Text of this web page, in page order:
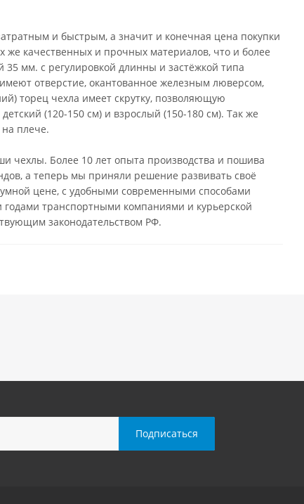
и быстрым, а значит и конечная цена покупки
же качественных и прочных материалов, что и более
мм. с регулировкой длинны и застёжкой типа
отверстие, окантованное железным люверсом,
торец чехла имеет скрутку, позволяющую
(120-150 см) и взрослый (150-180 см). Так же
плече.
чехлы. Более 10 лет опыта производства и пошива
а теперь мы приняли решение развивать своё
цене, с удобными современными способами
транспортными компаниями и курьерской
законодательством РФ.